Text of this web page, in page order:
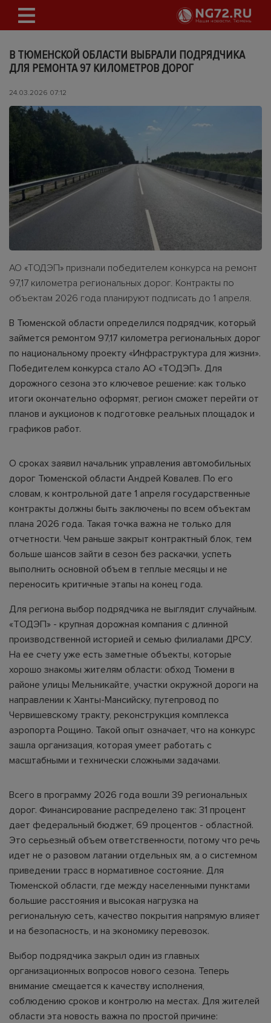
В ТЮМЕНСКОЙ ОБЛАСТИ ВЫБРАЛИ ПОДРЯДЧИКА
ДЛЯ РЕМОНТА 97 КИЛОМЕТРОВ ДОРОГ
24.03.2026 07:12
АО «ТОДЭП» признали победителем конкурса на ремонт
97,17 километра региональных дорог. Контракты по
объектам 2026 года планируют подписать до 1 апреля.
В Тюменской области определился подрядчик, который
займется ремонтом 97,17 километра региональных дорог
по национальному проекту «Инфраструктура для жизни».
Победителем конкурса стало АО «ТОДЭП». Для
дорожного сезона это ключевое решение: как только
итоги окончательно оформят, регион сможет перейти от
планов и аукционов к подготовке реальных площадок и
графиков работ.
О сроках заявил начальник управления автомобильных
дорог Тюменской области Андрей Ковалев. По его
словам, к контрольной дате 1 апреля государственные
контракты должны быть заключены по всем объектам
плана 2026 года. Такая точка важна не только для
отчетности. Чем раньше закрыт контрактный блок, тем
больше шансов зайти в сезон без раскачки, успеть
выполнить основной объем в теплые месяцы и не
переносить критичные этапы на конец года.
Для региона выбор подрядчика не выглядит случайным.
«ТОДЭП» - крупная дорожная компания с длинной
производственной историей и семью филиалами ДРСУ.
На ее счету уже есть заметные объекты, которые
хорошо знакомы жителям области: обход Тюмени в
районе улицы Мельникайте, участки окружной дороги на
направлении к Ханты-Мансийску, путепровод по
Червишевскому тракту, реконструкция комплекса
аэропорта Рощино. Такой опыт означает, что на конкурс
зашла организация, которая умеет работать с
масштабными и технически сложными задачами.
Всего в программу 2026 года вошли 39 региональных
дорог. Финансирование распределено так: 31 процент
дает федеральный бюджет, 69 процентов - областной.
Это серьезный объем ответственности, потому что речь
идет не о разовом латании отдельных ям, а о системном
приведении трасс в нормативное состояние. Для
Тюменской области, где между населенными пунктами
большие расстояния и высокая нагрузка на
региональную сеть, качество покрытия напрямую влияет
и на безопасность, и на экономику перевозок.
Выбор подрядчика закрыл один из главных
организационных вопросов нового сезона. Теперь
внимание смещается к качеству исполнения,
соблюдению сроков и контролю на местах. Для жителей
области эта новость важна по простой причине: